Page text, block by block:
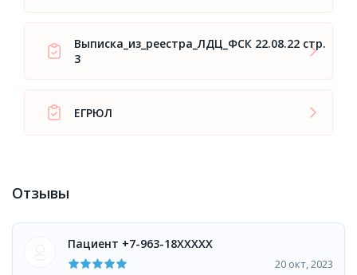
Выписка_из_реестра_ЛДЦ_ФСК 22.08.22 стр.
3
ЕГРЮЛ
Отзывы
Пациент +7-963-18XXXXX
20 окт, 2023